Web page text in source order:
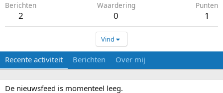
Berichten
2
Waardering
0
Punten
1
Vind
Recente activiteit Berichten Over mij
De nieuwsfeed is momenteel leeg.